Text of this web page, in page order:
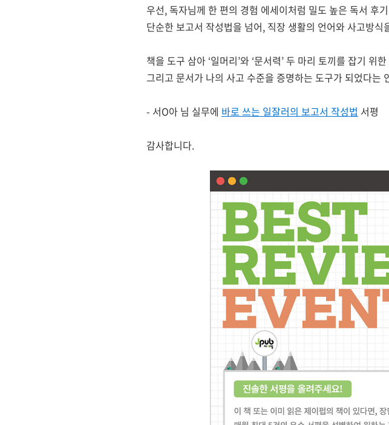
우선, 독자님께 한 편의 경험 에세이처럼 밀도 높은 독서 후
단순한 보고서 작성법을 넘어, 직장 생활의 언어와 사고방
책을 도구 삼아 ‘일머리’와 ‘문서력’ 두 마리 토끼를 잡기 위
그리고 문서가 나의 사고 수준을 증명하는 도구가 되었다는
- 서O아 님 실무에 바로 쓰는 일잘러의 보고서 작성법 서평
감사합니다.